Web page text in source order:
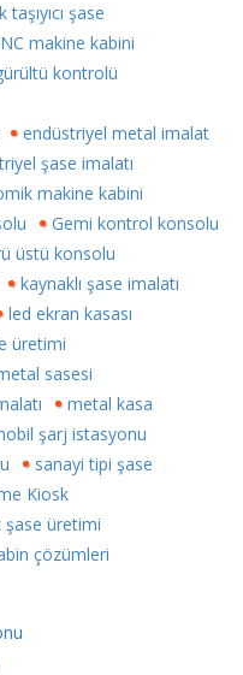
taşıyıcı şase
makine kabini
kontrolü
endüstriyel metal imalat
şase imalatı
makine kabini
Gemi kontrol konsolu
üstü konsolu
kaynaklı şase imalatı
led ekran kasası
üretimi
sasesi
metal kasa
şarj istasyonu
sanayi tipi şase
Kiosk
şase üretimi
çözümleri